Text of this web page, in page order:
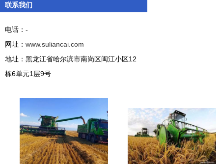
联系我们
电话：-
网址： www.suliancai.com
地址：黑龙江省哈尔滨市南岗区闽江小区12
栋6单元1层9号